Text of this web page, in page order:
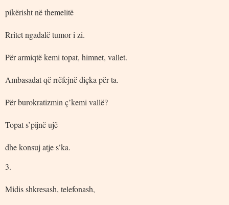
pikërisht në themelitë
Rritet ngadalë tumor i zi.
Për armiqtë kemi topat, himnet, vallet.
Ambasadat që rrëfejnë diçka për ta.
Për burokratizmin ç’kemi vallë?
Topat s’pijnë ujë
dhe konsuj atje s’ka.
3.
Midis shkresash, telefonash,